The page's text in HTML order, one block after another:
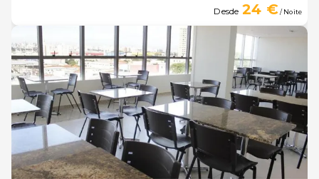
Desde 24 €/ Noite